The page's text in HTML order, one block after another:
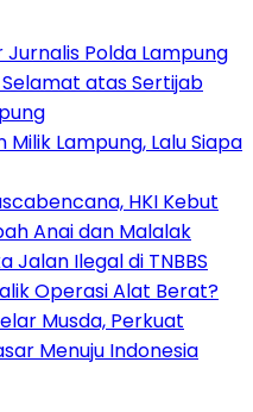
Polda Lampung
Selamat atas Sertijab
Lampung, Lalu Siapa
HKI Kebut
Anai dan Malalak
Jalan Ilegal di TNBBS
Operasi Alat Berat?
Musda, Perkuat
Menuju Indonesia